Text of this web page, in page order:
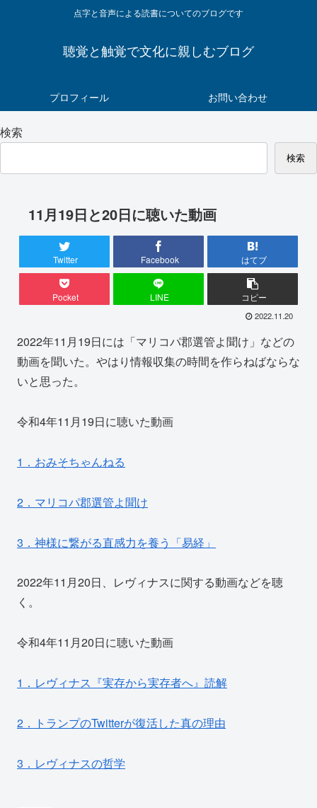
点字と音声による読書についてのブログです
聴覚と触覚で文化に親しむブログ
プロフィール お問い合わせ
検索
検索
11月19日と20日に聴いた動画
Twitter Facebook はてブ
Pocket LINE コピー
2022.11.20
2022年11月19日には「マリコパ郡選管よ聞け」などの
動画を聞いた。やはり情報収集の時間を作らねばならな
いと思った。
令和4年11月19日に聴いた動画
1．おみそちゃんねる
2．マリコパ郡選管よ聞け
3．神様に繋がる直感力を養う「易経」
2022年11月20日、レヴィナスに関する動画などを聴
く。
令和4年11月20日に聴いた動画
1．レヴィナス『実存から実存者へ』読解
2．トランプのTwitterが復活した真の理由
3．レヴィナスの哲学